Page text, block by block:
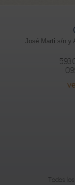
José Marti s/n y
Todos